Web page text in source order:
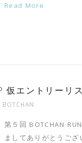
Read More
仮エントリーリ
BOTCHAN
第５回 BOTCHAN
ましてありがとうご